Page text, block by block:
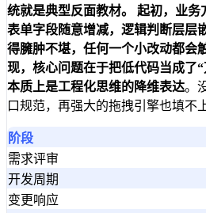
统就是典型反面教材。 起初，业务
表单字段随意增减，逻辑判断层层
得臃肿不堪，任何一个小改动都会
现，核心问题在于把低代码当成了
本质上是工程化思维的降维表达。
口规范，再强大的拖拽引擎也填不
阶段
需求评审
开发周期
变更响应